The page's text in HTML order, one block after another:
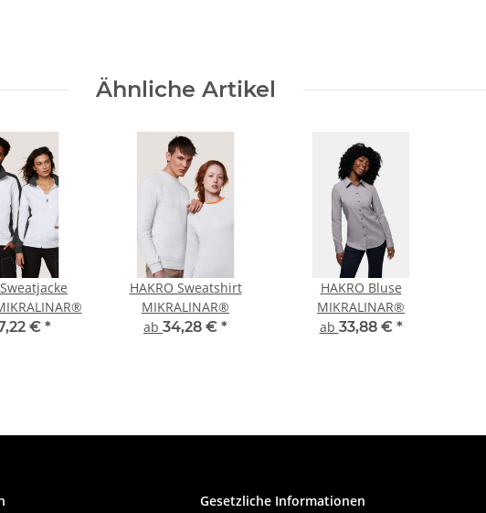
Ähnliche Artikel
€ *
HAKRO Sweatshirt
MIKRALINAR®
ab 34,28 € *
HAKRO Bluse
MIKRALINAR®
ab 33,88 € *
Gesetzliche Informationen